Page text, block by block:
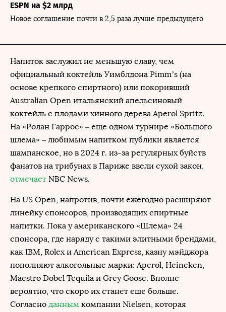
ESPN на $2 млрд
Новое соглашение почти в 2,5 раза лучше предыдущего
Напиток заслужил не меньшую славу, чем
официальный коктейль Уимблдона Pimm’s (на
основе крепкого спиртного) или покоривший
Australian Open итальянский апельсиновый
коктейль с плодами хинного дерева Aperol Spritz.
На «Ролан Гаррос» – еще одном турнире «Большого
шлема» – любимым напитком публики является
шампанское, но в 2024 г. из-за регулярных буйств
фанатов на трибунах в Париже ввели сухой закон,
отмечает NBC News.
На US Open, напротив, почти ежегодно расширяют
линейку спонсоров, производящих спиртные
напитки. Пока у американского «Шлема» 24
спонсора, где наряду с такими элитными брендами,
как IBM, Rolex и American Express, казну мэйджора
пополняют алкогольные марки: Aperol, Heineken,
Maestro Dobel Tequila и Grey Goose. Вполне
вероятно, что скоро их станет еще больше.
Согласно данным компании Nielsen, которая